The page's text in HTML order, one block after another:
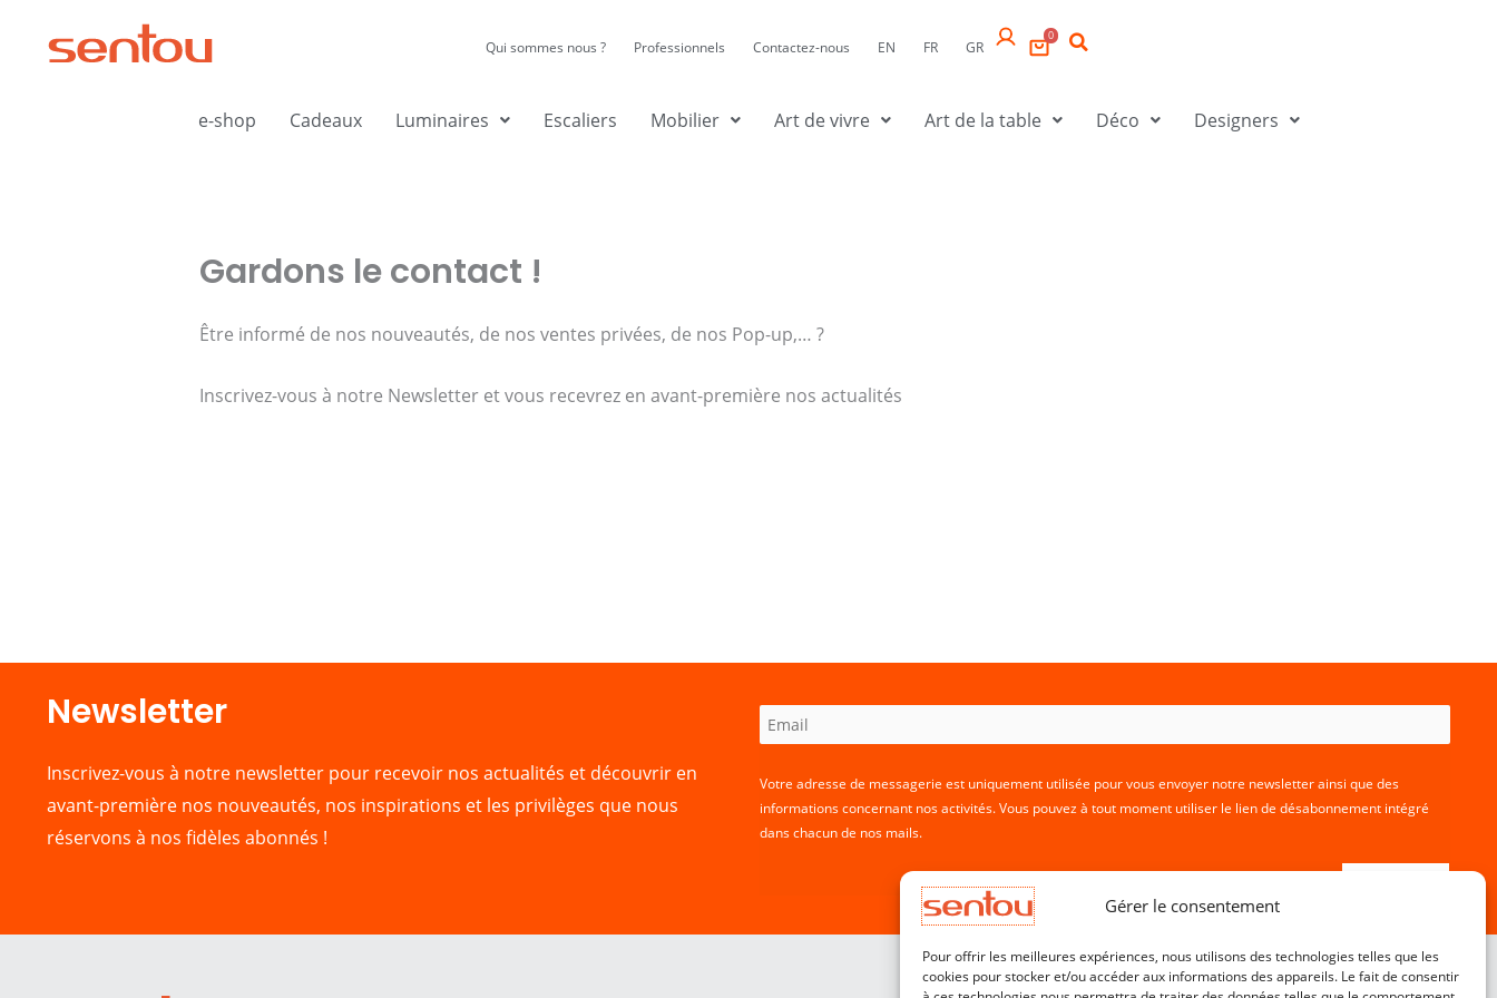
Gérer le consentement
Pour offrir les meilleures expériences, nous utilisons des technologies telles que les
cookies pour stocker et/ou accéder aux informations des appareils. Le fait de consentir
Qui sommes nous ? Professionnels Contactez-nous EN FR GR
0
e-shop Cadeaux Luminaires Escaliers Mobilier Art de vivre Art de la table Déco Designers
Gardons le contact !
Être informé de nos nouveautés, de nos ventes privées, de nos Pop-up,… ?
Inscrivez-vous à notre Newsletter et vous recevrez en avant-première nos actualités
Newsletter​
Inscrivez-vous à notre newsletter pour recevoir nos actualités et découvrir en
avant-première nos nouveautés, nos inspirations et les privilèges que nous
réservons à nos fidèles abonnés !
Votre adresse de messagerie est uniquement utilisée pour vous envoyer notre newsletter ainsi que des
informations concernant nos activités. Vous pouvez à tout moment utiliser le lien de désabonnement intégré
dans chacun de nos mails.